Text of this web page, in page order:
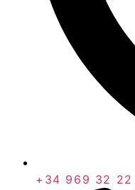
+34 969 32 22